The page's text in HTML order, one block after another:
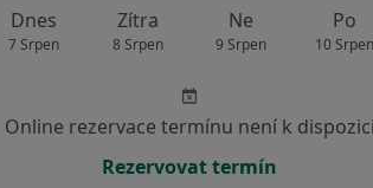
Dnes
7 Srpen
Zítra
8 Srpen
Ne
9 Srpen
Po
10 Srpen
Online rezervace termínu není k dispozici
Rezervovat termín